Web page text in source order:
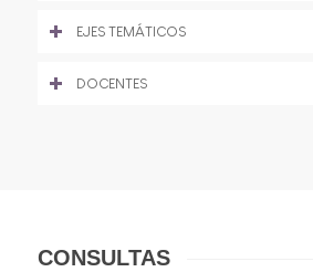
EJES TEMÁTICOS
DOCENTES
CONSULTAS